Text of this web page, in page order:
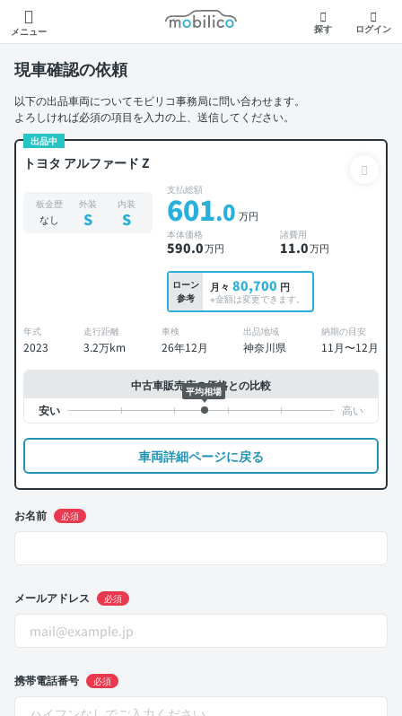
メニュー
モビリコ
探す ログイン
現車確認の依頼
以下の出品車両についてモビリコ事務局に問い合わせます。
よろしければ必須の項目を入力の上、送信してください。
出品中
トヨタ アルファード Z
板金歴
なし
外装
S
内装
S
支払総額
601.0 万円
本体価格
590.0万円
諸費用
11.0万円
ローン
参考
月々 80,700 円
※金額は変更できます。
年式
2023
走行距離
3.2万km
車検
26年12月
出品地域
神奈川県
納期の目安
11月〜12月
中古車販売店の価格との比較
平均相場
車両詳細ページに戻る
お名前 必須
メールアドレス 必須
携帯電話番号 必須